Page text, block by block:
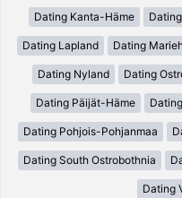
Dating Kanta-Häme
Dating Lapland Dating
Dating Nyland Dating
Dating Päijät-Häme
Dating Pohjois-Pohjanmaa
Dating South Ostrobothnia
Dating